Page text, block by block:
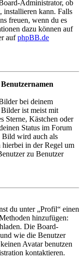
Administrator, ob
installieren kann. Falls
freuen, wenn du es
dazu können auf
aufphpBB.de
bei deinem
Bilder ist meist mit
Sterne, Kästchen oder
Status im Forum
Bild wird auch als
hierbei in der Regel um
zu Benutzer
du unter „Profil“ einen
hinzufügen:
Die Board-
wie die Benutzer
Avatar benutzen
kontaktieren.